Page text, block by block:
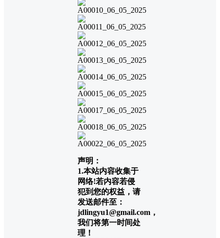
声明：
1.本站内容收集于
网络!若内容若侵
犯到您的权益，请
发送邮件至：
jdlingyu1@gmail.com，
我们将第一时间处
理！